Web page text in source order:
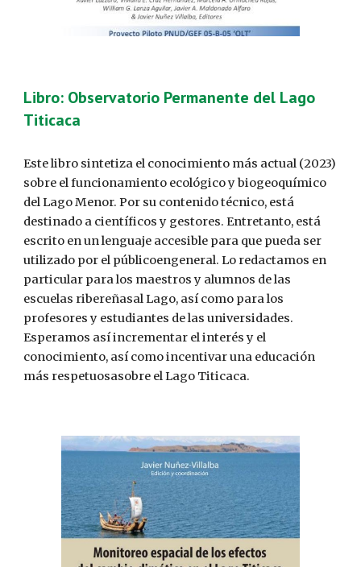
Libro: Observatorio Permanente del Lago
Titicaca
Este libro sintetiza el conocimiento más actual (2023)
sobre el funcionamiento ecológico y biogeoquímico
del Lago Menor. Por su contenido técnico, está
destinado a científicos y gestores. Entretanto, está
escrito en un lenguaje accesible para que pueda ser
utilizado por el públicoengeneral. Lo redactamos en
particular para los maestros y alumnos de las
escuelas ribereñasal Lago, así como para los
profesores y estudiantes de las universidades.
Esperamos así incrementar el interés y el
conocimiento, así como incentivar una educación
más respetuosasobre el Lago Titicaca.